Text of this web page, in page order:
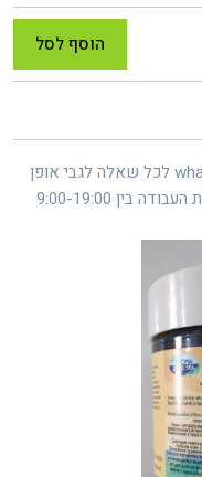
הוסף לסל
ניתן ליצור אתנו קשר טלפוני או ב whatsapp לכל שאלה לגבי אופן
9:00-19:00